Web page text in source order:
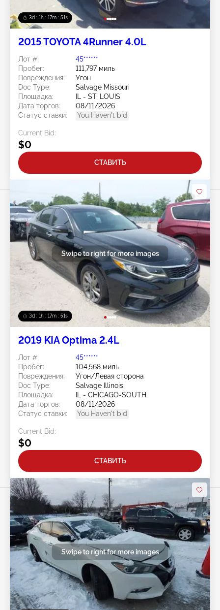
3d : 1h : 17m : 48s
2015 TOYOTA 4Runner 4.0L
Лот #:
45******
Пробег:
111,797 миль
Повреждения:
Угон
Doc Type:
Salvage Missouri
Площадка:
IL - ST. LOUIS
Дата торгов:
08/11/2026
Статус ставки:
You Haven't bid
Current Bid:
$0
СТАВИТЬ
3d : 1h : 17m : 48s
Swipe to right for more images
2019 KIA Optima 2.4L
Лот #:
45******
Пробег:
104,568 миль
Повреждения:
Угон/Левая сторона
Doc Type:
Salvage Illinois
Площадка:
IL - CHICAGO-SOUTH
Дата торгов:
08/11/2026
Статус ставки:
You Haven't bid
Current Bid:
$0
СТАВИТЬ
Swipe to right for more images